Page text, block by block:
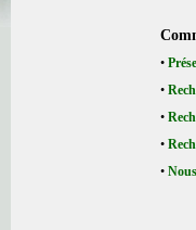
•
•
•
•
•